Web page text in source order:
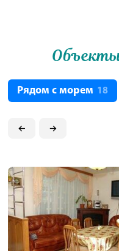
Рядом с морем 18
← →